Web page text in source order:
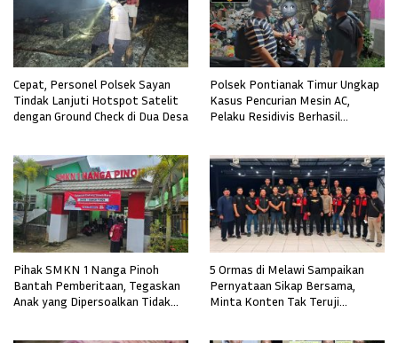
Cepat, Personel Polsek Sayan
Tindak Lanjuti Hotspot Satelit
dengan Ground Check di Dua Desa
Polsek Pontianak Timur Ungkap
Kasus Pencurian Mesin AC,
Pelaku Residivis Berhasil
Pihak SMKN 1 Nanga Pinoh
Bantah Pemberitaan, Tegaskan
Anak yang Dipersoalkan Tidak
5 Ormas di Melawi Sampaikan
Pernyataan Sikap Bersama,
Minta Konten Tak Teruji